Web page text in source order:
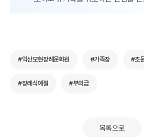
#익산모현장례문화원 #가족장 #조
#장례식예절 #부의금
목록으로